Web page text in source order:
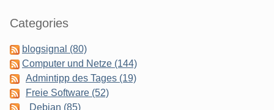
Categories
blogsignal (80)
Computer und Netze (144)
Admintipp des Tages (19)
Freie Software (52)
Debian (85)